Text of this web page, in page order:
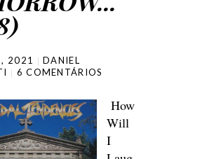
2021
DANIEL
6 COMENTÁRIOS
How
Will
I